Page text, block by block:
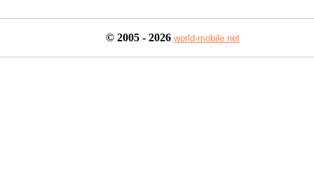
© 2005

 - 2026 world-mobile.net